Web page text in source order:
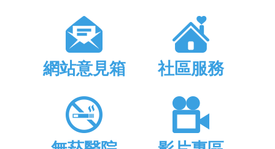
網站意見箱 社區服務